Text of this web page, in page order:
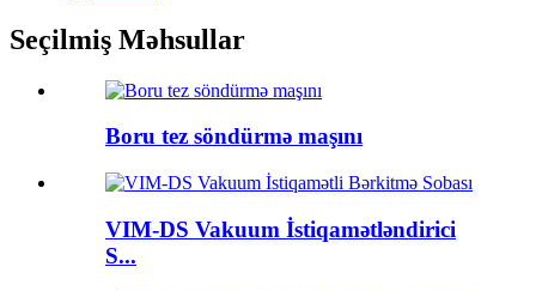
Seçilmiş Məhsullar
Boru tez söndürmə maşını
VIM-DS Vakuum İstiqamətləndirici
S...